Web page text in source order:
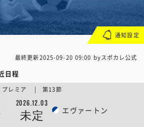
最終更新2025-09-20 09:00 byスポカレ公式
日程
2026.12.03
未定 エヴァートン
プレミア | 第13節
通知設定